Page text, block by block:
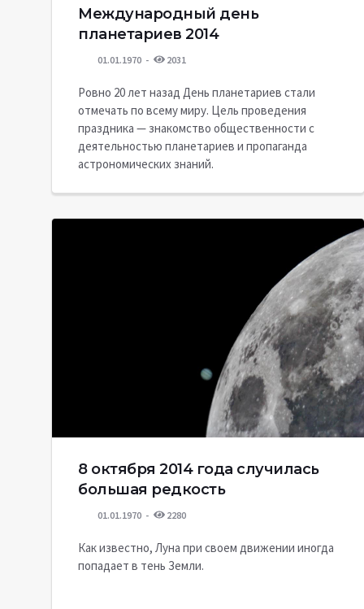
Международный день
планетариев 2014
01.01.1970 2031
Ровно 20 лет назад День планетариев стали
отмечать по всему миру. Цель проведения
праздника — знакомство общественности с
деятельностью планетариев и пропаганда
астрономических знаний.
8 октября 2014 года случилась
большая редкость
01.01.1970 2280
Как известно, Луна при своем движении иногда
попадает в тень Земли.